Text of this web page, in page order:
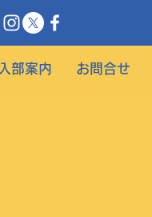
入部案内 お問合せ